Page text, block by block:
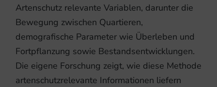
Artenschutz relevante Variablen, darunter die
Bewegung zwischen Quartieren,
demografische Parameter wie Überleben und
Fortpflanzung sowie Bestandsentwicklungen.
Die eigene Forschung zeigt, wie diese Methode
artenschutzrelevante Informationen liefern